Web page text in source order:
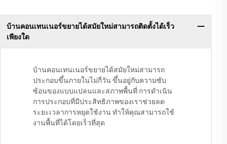
บ้านคอนเทนเนอร์ขยายได้สมัยใหม่สามารถติดตั้งได้เร็ว
เพียงใด
บ้านคอนเทนเนอร์ขยายได้สมัยใหม่สามารถ
ประกอบขึ้นภายในไม่กี่วัน ขึ้นอยู่กับความซับ
ซ้อนของแบบแปลนและสภาพพื้นที่ การดำเนิน
การประกอบที่มีประสิทธิภาพของเราช่วยลด
ระยะเวลาการหยุดใช้งาน ทำให้คุณสามารถใช้
งานพื้นที่ได้โดยเร็วที่สุด